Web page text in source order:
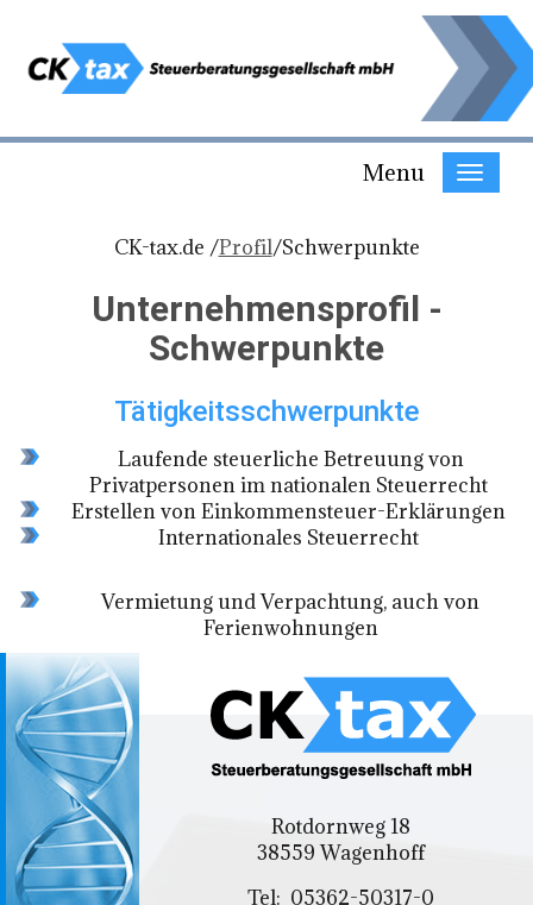
Menu
CK-tax.de /Profil/Schwerpunkte
Unternehmensprofil -
Schwerpunkte
Tätigkeitsschwerpunkte
Laufende steuerliche Betreuung von
Privatpersonen im nationalen Steuerrecht
Erstellen von Einkommensteuer-Erklärungen
Internationales Steuerrecht
Vermietung und Verpachtung, auch von
Ferienwohnungen
Rotdornweg 18
38559 Wagenhoff
Tel: 05362-50317-0